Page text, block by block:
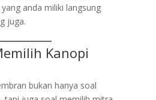
anda miliki langsung
juga.
Kanopi
bukan hanya soal